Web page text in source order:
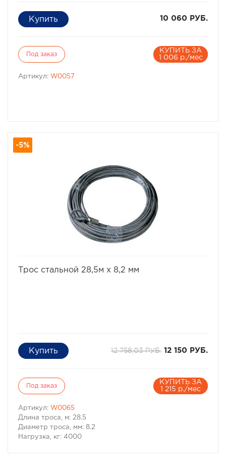
10 060 РУБ.
Под заказ
КУПИТЬ ЗА
1 006 р./мес
Артикул: W0057
-5%
Трос стальной 28,5м x 8,2 мм
12 758,03 РУБ. 12 150 РУБ.
Под заказ
КУПИТЬ ЗА
1 215 р./мес
Артикул: W0065
Длина троса, м: 28.5
Диаметр троса, мм: 8.2
Нагрузка, кг: 4000